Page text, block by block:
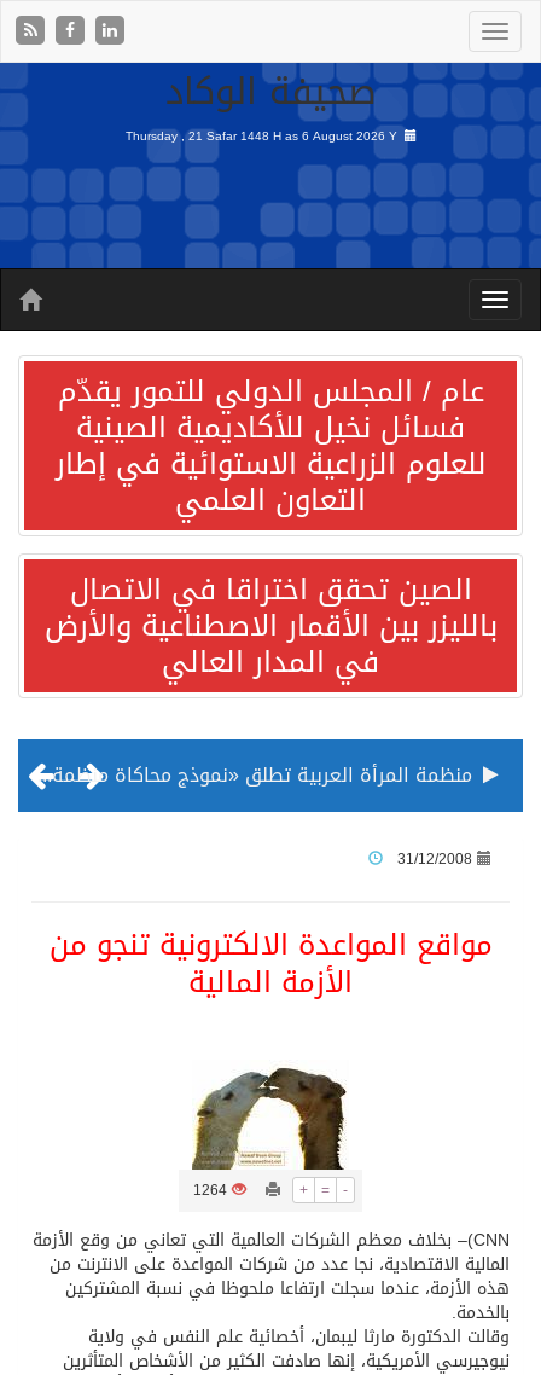
صحيفة الوكاد
Thursday , 21 Safar 1448 H as6 August 2026 Y
عام / المجلس الدولي للتمور يقدّم
فسائل نخيل للأكاديمية الصينية
للعلوم الزراعية الاستوائية في إطار
التعاون العلمي
الصين تحقق اختراقا في الاتصال
بالليزر بين الأقمار الاصطناعية والأرض
في المدار العالي
منظمة المرأة العربية تطلق «نموذج محاكاة منظمة المرأة العربية للشباب» بمشاركة 10 دول عربية..غدًا
ثلة من الضابطات في الجييش الكويتي
كسوة الكعبة تعتلي البيت العتيق
31/12/2008
مواقع المواعدة الالكترونية تنجو من
الأزمة المالية
+ = -
1264
CNN)– بخلاف معظم الشركات العالمية التي تعاني من وقع الأزمة
المالية الاقتصادية، نجا عدد من شركات المواعدة على الانترنت من
هذه الأزمة، عندما سجلت ارتفاعا ملحوظا في نسبة المشتركين
بالخدمة.
وقالت الدكتورة مارثا ليبمان، أخصائية علم النفس في ولاية
نيوجيرسي الأمريكية، إنها صادفت الكثير من الأشخاص المتأثرين